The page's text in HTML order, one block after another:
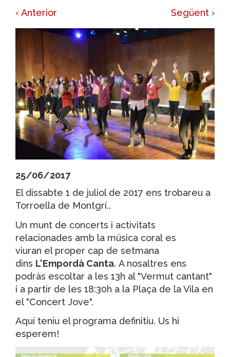
‹ Anterior Següent ›
25/06/2017
El dissabte 1 de juliol de 2017 ens trobareu a
Torroella de Montgrí..
Un munt de concerts i activitats
relacionades amb la música coral es
viuran el proper cap de setmana
dins L'Empordà Canta. A nosaltres ens
podràs escoltar a les 13h al "Vermut cantant"
i a partir de les 18:30h a la Plaça de la Vila en
el "Concert Jove".
Aquí teniu el programa definitiu. Us hi
esperem!